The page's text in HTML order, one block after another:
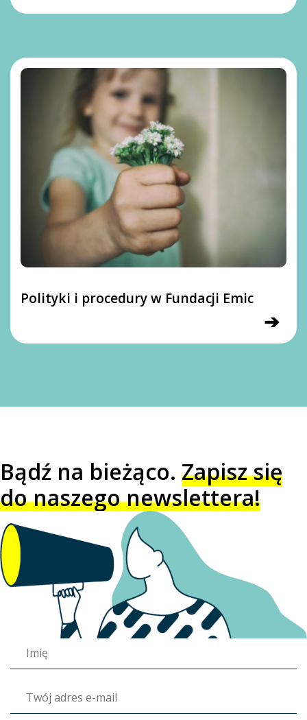
Polityki i procedury w Fundacji Emic
➔
Bądź na bieżąco. Zapisz się
do naszego newslettera!